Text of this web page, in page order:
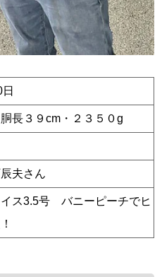
長３９cm・２３５０g
夫さん
イス3.5号 バニーピーチでヒ